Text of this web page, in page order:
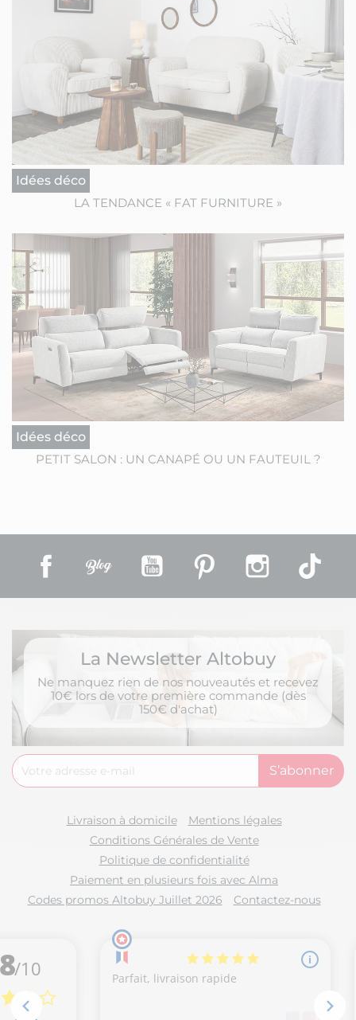
Idées déco
LA TENDANCE « FAT FURNITURE »
Idées déco
PETIT SALON : UN CANAPÉ OU UN FAUTEUIL ?
Facebook YouTube Pinterest Instagram
La Newsletter Altobuy
Ne manquez rien de nos nouveautés et recevez
10€ lors de votre première commande (dès
150€ d'achat)
Livraison à domicile
Mentions légales
Conditions Générales de Vente
Politique de confidentialité
Paiement en plusieurs fois avec Alma
Codes promos Altobuy Juillet 2026
Contactez-nous